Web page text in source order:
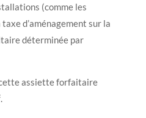
(comme les
d’aménagement sur la
déterminée par
assiette forfaitaire